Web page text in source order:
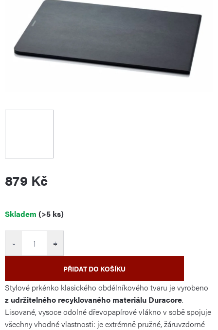
879 Kč
Měrná
Skladem (>5 ks)
+
−
PŘIDAT DO KOŠÍKU
Stylové prkénko klasického obdélníkového tvaru je vyrobeno
z udržitelného recyklovaného materiálu Duracore.
Lisované, vysoce odolné dřevopapírové vlákno v sobě spojuje
všechny vhodné vlastnosti: je extrémně pružné, žáruvzdorné